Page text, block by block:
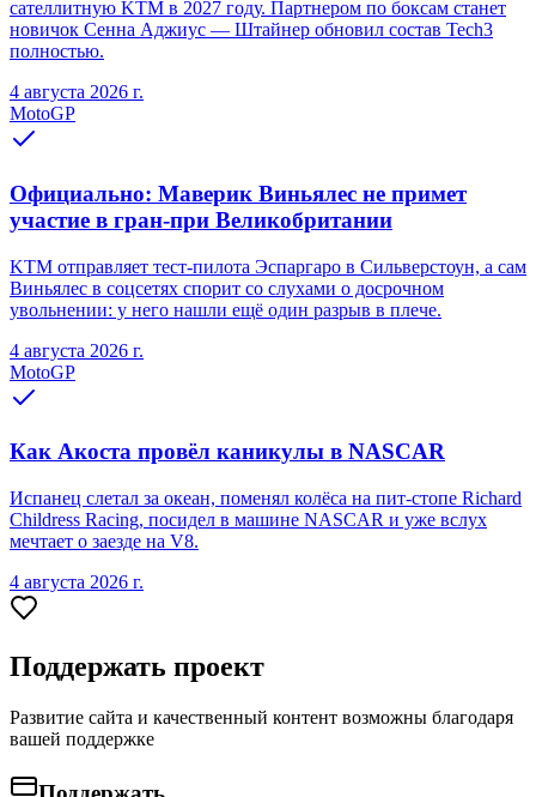
сателлитную KTM в 2027 году. Партнером по боксам станет
новичок Сенна Аджиус — Штайнер обновил состав Tech3
полностью.
4 августа 2026 г.
MotoGP
Официально: Маверик Виньялес не примет
участие в гран-при Великобритании
KTM отправляет тест-пилота Эспаргаро в Сильверстоун, а сам
Виньялес в соцсетях спорит со слухами о досрочном
увольнении: у него нашли ещё один разрыв в плече.
4 августа 2026 г.
MotoGP
Как Акоста провёл каникулы в NASCAR
Испанец слетал за океан, поменял колёса на пит-стопе Richard
Childress Racing, посидел в машине NASCAR и уже вслух
мечтает о заезде на V8.
4 августа 2026 г.
Поддержать проект
Развитие сайта и качественный контент возможны благодаря
вашей поддержке